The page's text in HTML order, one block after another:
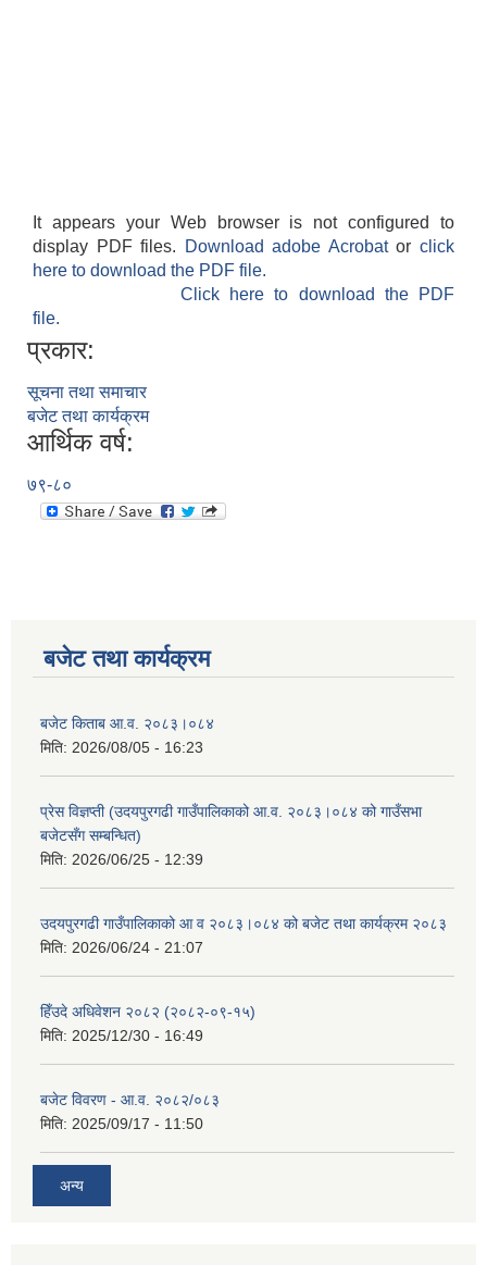
It appears your Web browser is not configured to
display PDF files.
Download adobe Acrobatorclick
here to download the PDF file.
Click here to download the PDF
file.
प्रकार:
सूचना तथा समाचार
बजेट तथा कार्यक्रम
आर्थिक वर्ष:
७९-८०
बजेट तथा कार्यक्रम
बजेट किताब आ.व. २०८३।०८४
मिति: 2026/08/05 - 16:23
प्रेस विज्ञप्ती (उदयपुरगढी गाउँपालिकाको आ.व. २०८३।०८४ को गाउँसभा
बजेटसँग सम्बन्धित)
मिति: 2026/06/25 - 12:39
उदयपुरगढी गाउँपालिकाको आ व २०८३।०८४ को बजेट तथा कार्यक्रम २०८३
मिति: 2026/06/24 - 21:07
हिँउदे अधिवेशन २०८२ (२०८२-०९-१५)
मिति: 2025/12/30 - 16:49
बजेट विवरण - आ.व. २०८२/०८३
मिति: 2025/09/17 - 11:50
अन्य